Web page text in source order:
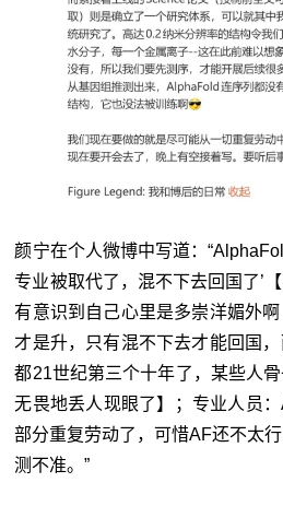
颜宁在个人微博中写道：
专业被取代了，混不下去回国了’
有意识到自己心里是多崇洋媚外
才是升，只有混不下去才能回国，
都21世纪第三个十年了，某些人
无畏地丢人现眼了】；专业人员
部分重复劳动了，可惜AF还不太
测不准。”